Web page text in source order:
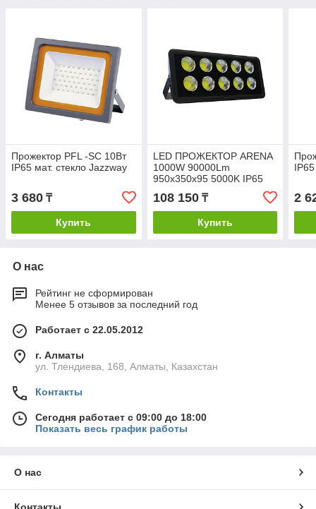
Прожектор PFL -SC 10Вт
IP65 мат. стекло Jazzway
3 680 ₸
Купить
LED ПРОЖЕКТОР ARENA
1000W 90000Lm
950х350х95 5000K IP65
108 150₸
Купить
2
О нас
Рейтинг не сформирован
Менее 5 отзывов за последний год
Работает с 22.05.2012
г. Алматы
ул. Тлендиева, 168, Алматы, Казахстан
Контакты
Сегодня работает с 09:00 до 18:00
Показать весь график работы
О нас